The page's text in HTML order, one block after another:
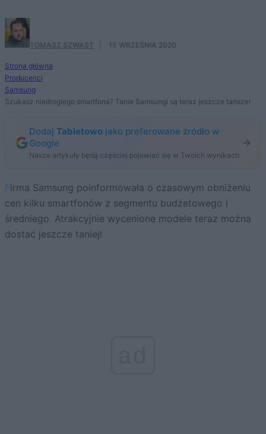
TOMASZ SZWAST 15 WRZEŚNIA 2020
Strona główna
Producenci
Samsung
Szukasz niedrogiego smartfona? Tanie Samsungi są teraz jeszcze tańsze!
Dodaj Tabletowo jako preferowane źródło w
Google
Nasze artykuły będą częściej pojawiać się w Twoich wynikach
Firma Samsung poinformowała o czasowym obniżeniu
cen kilku smartfonów z segmentu budżetowego i
średniego. Atrakcyjnie wycenione modele teraz można
dostać jeszcze taniej!